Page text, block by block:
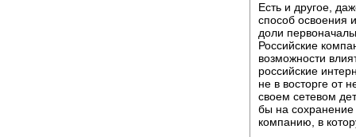
Есть и другое,
способ освоения
доли
Российские
возможности
российские
не в восторге от
своем сетевом
бы на сохранение
компанию, в